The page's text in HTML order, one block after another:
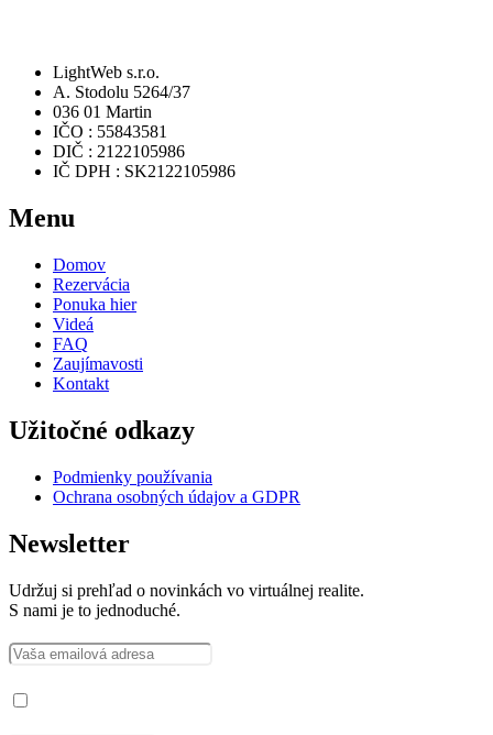
LightWeb s.r.o.
A. Stodolu 5264/37
036 01 Martin
IČO : 55843581
DIČ : 2122105986
IČ DPH : SK2122105986
Menu
Domov
Rezervácia
Ponuka hier
Videá
FAQ
Zaujímavosti
Kontakt
Užitočné odkazy
Podmienky používania
Ochrana osobných údajov a GDPR
Newsletter
Udržuj si prehľad o novinkách vo virtuálnej realite.
S nami je to jednoduché.